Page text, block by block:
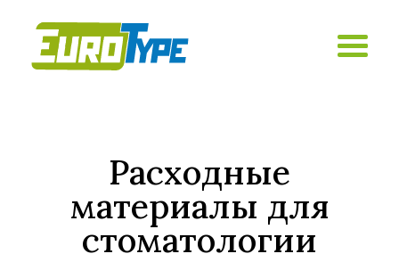
Расходные
материалы для
стоматологии